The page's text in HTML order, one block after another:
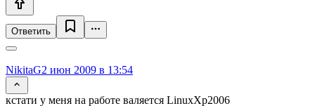
Ответить
NikitaG2 июн 2009 в 13:54
кстати у меня на работе валяется LinuxXp2006